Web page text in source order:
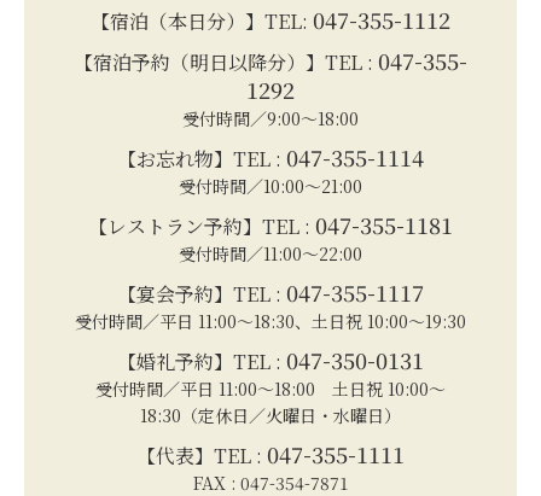
【宿泊（本日分）】TEL: 047-355-1112
【宿泊予約（明日以降分）】TEL : 047-355-
1292
受付時間／9:00～18:00
【お忘れ物】TEL : 047-355-1114
受付時間／10:00～21:00
【レストラン予約】TEL : 047-355-1181
受付時間／11:00～22:00
【宴会予約】TEL : 047-355-1117
受付時間／平日 11:00～18:30、土日祝 10:00～19:30
【婚礼予約】TEL : 047-350-0131
受付時間／平日 11:00～18:00 土日祝 10:00～
18:30（定休日／火曜日・水曜日）
【代表】TEL : 047-355-1111
FAX : 047-354-7871